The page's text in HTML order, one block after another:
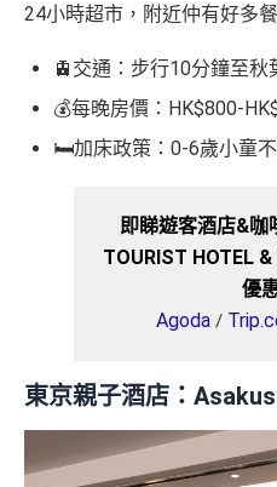
24小時超市，附近仲有好多
🚊交通：步行10分鐘至秋
💰每晚房價：HK$800-
🛏️加床政策：0-6歲小童
即睇遊客酒店&咖
TOURIST HOTEL
優
Agoda /
東京親子酒店：